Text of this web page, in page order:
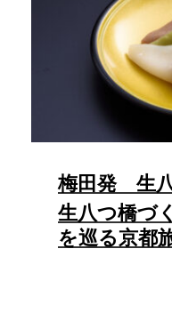
梅田発 生
生八つ橋づ
を巡る京都